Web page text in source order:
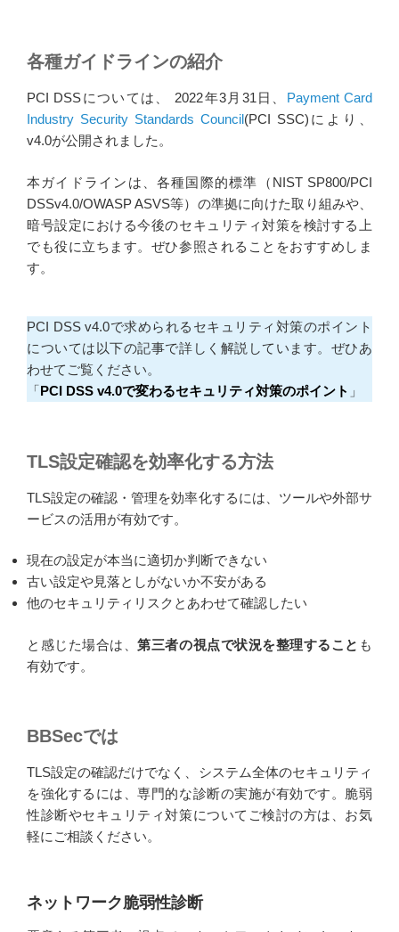
各種ガイドラインの紹介
PCI DSSについては、 2022年3月31日、 Payment Card
Industry Security Standards Council(PCI SSC)により、
v4.0が公開されました。
本ガイドラインは、各種国際的標準（NIST SP800/PCI
DSSv4.0/OWASP ASVS等）の準拠に向けた取り組みや、
暗号設定における今後のセキュリティ対策を検討する上
でも役に立ちます。ぜひ参照されることをおすすめしま
す。
PCI DSS v4.0で求められるセキュリティ対策のポイント
については以下の記事で詳しく解説しています。ぜひあ
わせてご覧ください。
「PCI DSS v4.0で変わるセキュリティ対策のポイント 」
TLS設定確認を効率化する方法
TLS設定の確認・管理を効率化するには、ツールや外部サ
ービスの活用が有効です。
現在の設定が本当に適切か判断できない
古い設定や見落としがないか不安がある
他のセキュリティリスクとあわせて確認したい
と感じた場合は、第三者の視点で状況を整理すること も
有効です。
BBSecでは
TLS設定の確認だけでなく、システム全体のセキュリティ
を強化するには、専門的な診断の実施が有効です。脆弱
性診断やセキュリティ対策についてご検討の方は、お気
軽にご相談ください。
ネットワーク脆弱性診断